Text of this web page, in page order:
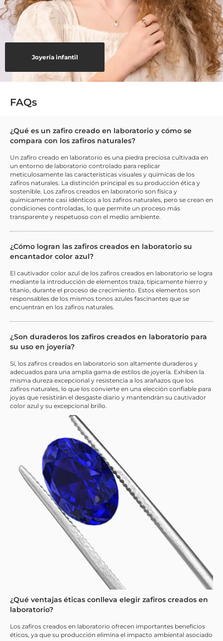
Joyería infantil
FAQs
¿Qué es un zafiro creado en laboratorio y cómo se
compara con los zafiros naturales?
Un zafiro creado en laboratorio es una piedra preciosa cultivada en
un entorno de laboratorio controlado para replicar
meticulosamente las características visuales y químicas de los
zafiros naturales. La distinción principal es su producción ética y
sostenible. Los zafiros creados en laboratorio son física y
químicamente casi idénticos a los zafiros naturales, pero se crean en
condiciones controladas, lo que permite un proceso más
transparente y respetuoso con el medio ambiente.
¿Cómo logran las zafiros creados en laboratorio su
encantador color azul?
El cautivador color azul de los zafiros creados en laboratorio se logra
mediante la introducción de elementos traza, típicamente hierro y
titanio, durante el proceso de crecimiento. Estos elementos son
responsables de los mismos tonos azules fascinantes que se
encuentran en los zafiros naturales.
¿Son duraderos los zafiros creados en laboratorio para
su uso en joyería?
Sí, los zafiros creados en laboratorio son altamente duraderos y
adecuados para una amplia gama de estilos de joyería. Exhiben la
misma dureza excepcional y resistencia a los arañazos que los
zafiros naturales, lo que los convierte en una elección confiable para
joyas que resistirán el desgaste diario y mantendrán su cautivador
color azul y su excepcional brillo.
¿Qué ventajas éticas conlleva elegir zafiros creados en
laboratorio?
Los zafiros creados en laboratorio ofrecen importantes beneficios
éticos, ya que su producción elimina el impacto ambiental asociado